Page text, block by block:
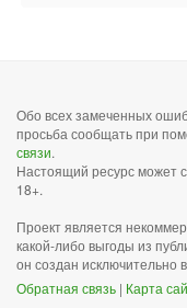
Обо всех замеченных
просьба сообщать при
связи.
Настоящий ресурс может
18+.
Проект является
какой-либо выгоды из
он создан исключительно
Обратная связь | Карта